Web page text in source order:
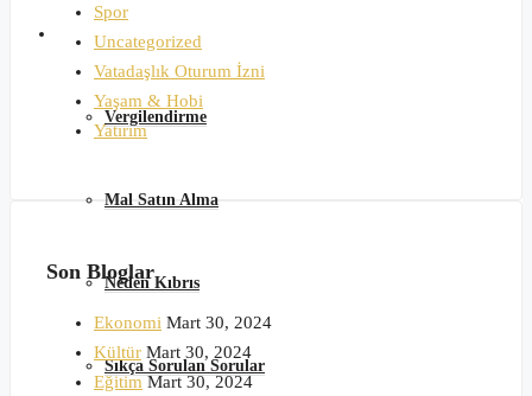
Satın Alma Rehberi
Vergilendirme
Mal Satın Alma
Neden Kıbrıs
Sıkça Sorulan Sorular
Spor
Uncategorized
Vatadaşlık Oturum İzni
Yaşam & Hobi
Yatırım
Son Bloglar
Ekonomi Mart 30, 2024
Kültür Mart 30, 2024
Eğitim Mart 30, 2024